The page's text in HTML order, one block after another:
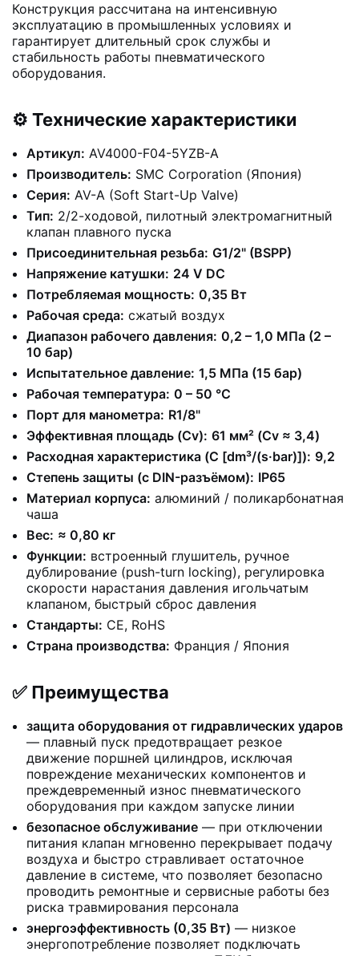
Конструкция рассчитана на интенсивную
эксплуатацию в промышленных условиях и
гарантирует длительный срок службы и
стабильность работы пневматического
оборудования.
⚙️ Технические характеристики
Артикул: AV4000-F04-5YZB-A
Производитель: SMC Corporation (Япония)
Серия: AV-A (Soft Start-Up Valve)
Тип: 2/2-ходовой, пилотный электромагнитный
клапан плавного пуска
Присоединительная резьба: G1/2" (BSPP)
Напряжение катушки: 24 V DC
Потребляемая мощность: 0,35 Вт
Рабочая среда: сжатый воздух
Диапазон рабочего давления: 0,2 – 1,0 МПа (2 –
10 бар)
Испытательное давление: 1,5 МПа (15 бар)
Рабочая температура: 0 – 50 °C
Порт для манометра: R1/8"
Эффективная площадь (Cv): 61 мм² (Cv ≈ 3,4)
Расходная характеристика (C [dm³/(s·bar)]): 9,2
Степень защиты (с DIN-разъёмом): IP65
Материал корпуса: алюминий / поликарбонатная
чаша
Вес: ≈ 0,80 кг
Функции: встроенный глушитель, ручное
дублирование (push-turn locking), регулировка
скорости нарастания давления игольчатым
клапаном, быстрый сброс давления
Стандарты: CE, RoHS
Страна производства: Франция / Япония
✅ Преимущества
защита оборудования от гидравлических ударов
— плавный пуск предотвращает резкое
движение поршней цилиндров, исключая
повреждение механических компонентов и
преждевременный износ пневматического
оборудования при каждом запуске линии
безопасное обслуживание — при отключении
питания клапан мгновенно перекрывает подачу
воздуха и быстро стравливает остаточное
давление в системе, что позволяет безопасно
проводить ремонтные и сервисные работы без
риска травмирования персонала
энергоэффективность (0,35 Вт) — низкое
энергопотребление позволяет подключать